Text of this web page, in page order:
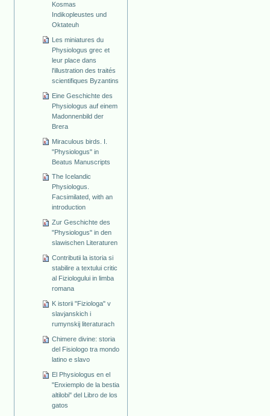
Kosmas
Indikopleustes und
Oktateuh
Les miniatures du
Physiologus grec et
leur place dans
l'illustration des traités
scientifiques Byzantins
Eine Geschichte des
Physiologus auf einem
Madonnenbild der
Brera
Miraculous birds. I.
"Physiologus" in
Beatus Manuscripts
The Icelandic
Physiologus.
Facsimilated, with an
introduction
Zur Geschichte des
"Physiologus" in den
slawischen Literaturen
Contributii la istoria si
stabilire a textului critic
al Fiziologului in limba
romana
K istorii "Fiziologa" v
slavjanskich i
rumynskij literaturach
Chimere divine: storia
del Fisiologo tra mondo
latino e slavo
El Physiologus en el
"Enxiemplo de la bestia
altilobi" del Libro de los
gatos